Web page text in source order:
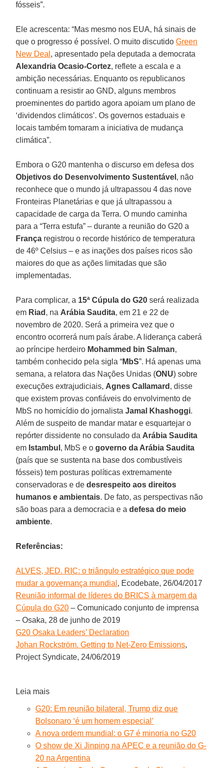
fósseis”.
Ele acrescenta: “Mas mesmo nos EUA, há sinais de
que o progresso é possível. O muito discutidoGreen
New Deal , apresentado pela deputada a democrata
Alexandria Ocasio-Cortez, reflete a escala e a
ambição necessárias. Enquanto os republicanos
continuam a resistir ao GND, alguns membros
proeminentes do partido agora apoiam um plano de
‘dividendos climáticos’. Os governos estaduais e
locais também tomaram a iniciativa de mudança
climática”.
Embora o G20 mantenha o discurso em defesa dos
Objetivos do Desenvolvimento Sustentável , não
reconhece que o mundo já ultrapassou 4 das nove
Fronteiras Planetárias e que já ultrapassou a
capacidade de carga da Terra. O mundo caminha
para a “Terra estufa” – durante a reunião do G20 a
França registrou o recorde histórico de temperatura
de 46º Celsius – e as inações dos países ricos são
maiores do que as ações limitadas que são
implementadas.
Para complicar, a 15ª Cúpula do G20 será realizada
em Riad , na Arábia Saudita, em 21 e 22 de
novembro de 2020. Será a primeira vez que o
encontro ocorrerá num país árabe. A liderança caberá
ao príncipe herdeiro Mohammed bin Salman,
também conhecido pela sigla “MbS”. Há apenas uma
semana, a relatora das Nações Unidas (ONU) sobre
execuções extrajudiciais, Agnes Callamard , disse
que existem provas confiáveis do envolvimento de
MbS no homicídio do jornalistaJamal Khashoggi.
Além de suspeito de mandar matar e esquartejar o
repórter dissidente no consulado da Arábia Saudita
em Istambul , MbS e ogoverno da Arábia Saudita
(país que se sustenta na base dos combustíveis
fósseis) tem posturas políticas extremamente
conservadoras e dedesrespeito aos direitos
humanos e ambientais. De fato, as perspectivas não
são boas para a democracia e adefesa do meio
ambiente.
Referências:
ALVES, JED. RIC: o triângulo estratégico que pode
mudar a governança mundial , Ecodebate, 26/04/2017
Reunião informal de líderes do BRICS à margem da
Cúpula do G20 – Comunicado conjunto de imprensa
– Osaka, 28 de junho de 2019
G20 Osaka Leaders’ Declaration
Johan Rockström. Getting to Net-Zero Emissions,
Project Syndicate, 24/06/2019
Leia mais
G20: Em reunião bilateral, Trump diz que
Bolsonaro ‘é um homem especial’
A nova ordem mundial: o G7 é minoria no G20
O show de Xi Jinping na APEC e a reunião do G-
20 na Argentina